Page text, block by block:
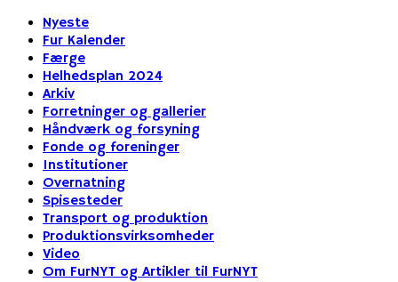
Nyeste
Fur Kalender
Færge
Helhedsplan 2024
Arkiv
Forretninger og gallerier
Håndværk og forsyning
Fonde og foreninger
Institutioner
Overnatning
Spisesteder
Transport og produktion
Produktionsvirksomheder
Video
Om FurNYT og Artikler til FurNYT